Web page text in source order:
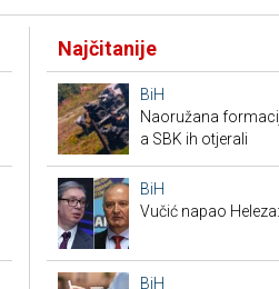
Najčitanije
BiH
Naoružana
a SBK ih otjerali
BiH
Vučić napao
BiH